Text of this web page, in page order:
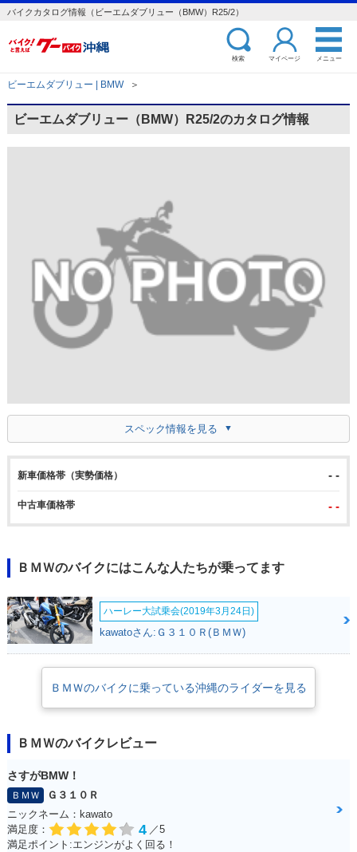
バイクカタログ情報（ビーエムダブリュー（BMW）R25/2）
検索 マイページ メニュー
ビーエムダブリュー | BMW ＞
ビーエムダブリュー（BMW）R25/2のカタログ情報
スペック情報を見る
新車価格帯（実勢価格） - -
中古車価格帯 - -
ＢＭＷのバイクにはこんな人たちが乗ってます
ハーレー大試乗会(2019年3月24日)
kawatoさん:Ｇ３１０Ｒ(ＢＭＷ)
ＢＭＷのバイクに乗っている沖縄のライダーを見る
ＢＭＷのバイクレビュー
さすがBMW！
ＢＭＷ
Ｇ３１０Ｒ
ニックネーム：kawato
満足度：
4 ／5
満足ポイント:エンジンがよく回る！